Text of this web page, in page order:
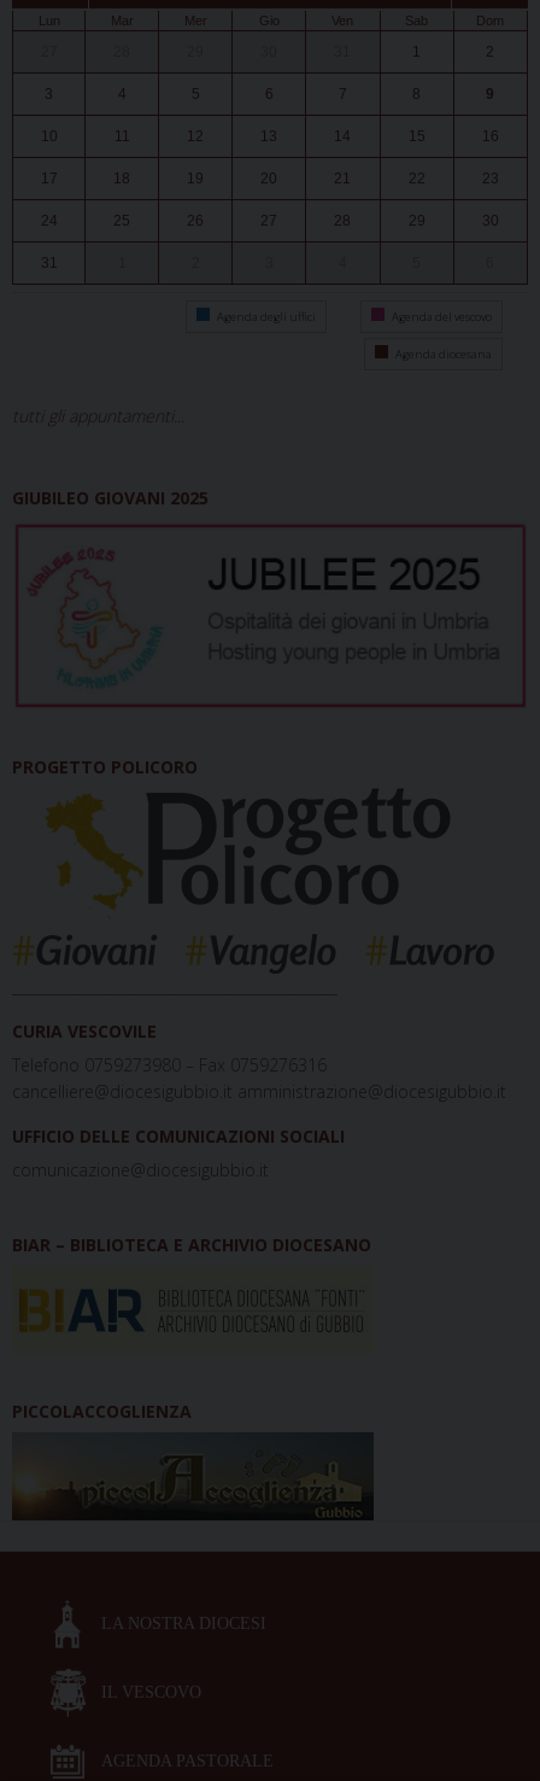
Lun Mar Mer Gio Ven Sab Dom
1 2
3 4 5 6 7 8 9
10 11 12 13 14 15 16
17 18 19 20 21 22 23
24 25 26 27 28 29 30
31
Agenda degli uffici Agenda del vescovo
Agenda diocesana
tutti gli appuntamenti...
GIUBILEO GIOVANI 2025
PROGETTO POLICORO
CURIA VESCOVILE
Telefono 0759273980 – Fax 0759276316
cancelliere@diocesigubbio.it amministrazione@diocesigubbio.it
UFFICIO DELLE COMUNICAZIONI SOCIALI
comunicazione@diocesigubbio.it
BIAR – BIBLIOTECA E ARCHIVIO DIOCESANO
PICCOLACCOGLIENZA
LA NOSTRA DIOCESI
IL VESCOVO
AGENDA PASTORALE